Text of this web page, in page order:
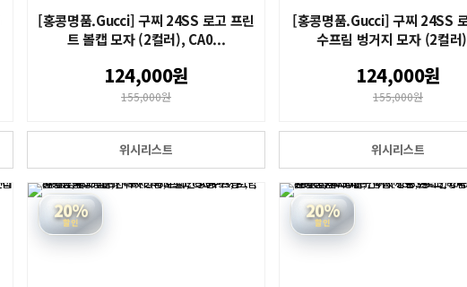
[홍콩명품.Gucci] 구찌 24SS 로고 프린
트 볼캡 모자 (2컬러), CA0...
124,000원
155,000원
위시리스트
[홍콩명품.Gucci] 구찌 24SS
수프림 벙거지 모자 (2컬
124,000원
155,000원
위시리스트
20%
할인
20%
할인